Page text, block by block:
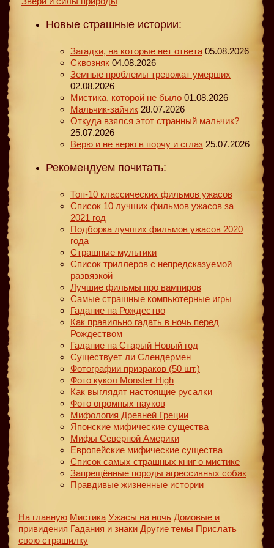
Новые страшные истории:
Загадки, на которые нет ответа 05.08.2026
Сквозняк 04.08.2026
Земные проблемы тревожат умерших
02.08.2026
Мистика, которой не было 01.08.2026
Мальчик-зайчик 28.07.2026
Откуда взялся этот странный мальчик?
25.07.2026
Верю и не верю в порчу и сглаз 25.07.2026
Рекомендуем почитать:
Топ-10 классических фильмов ужасов
Список 10 лучших фильмов ужасов за
2021 год
Подборка лучших фильмов ужасов 2020
года
Страшные мультики
Список триллеров с непредсказуемой
развязкой
Лучшие фильмы про вампиров
Самые страшные компьютерные игры
Гадание на Рождество
Как правильно гадать в ночь перед
Рождеством
Гадание на Старый Новый год
Существует ли Слендермен
Фотографии призраков (50 шт.)
Фото кукол Monster High
Как выглядят настоящие русалки
Фото огромных пауков
Мифология Древней Греции
Японские мифические существа
Мифы Северной Америки
Европейские мифические существа
Список самых страшных книг о мистике
Запрещённые породы агрессивных собак
Правдивые жизненные истории
На главную Мистика Ужасы на ночь Домовые и
привидения Гадания и знаки Другие темы Прислать
свою страшилку